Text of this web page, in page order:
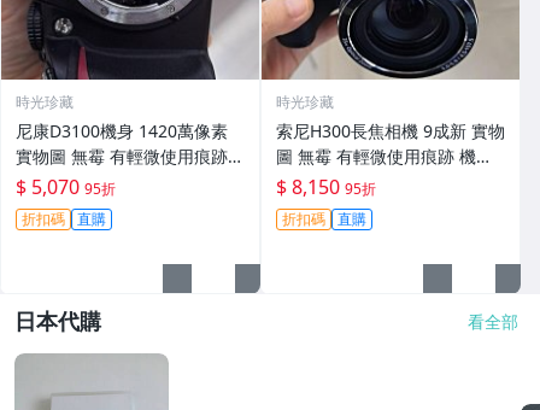
時光珍藏
尼康D3100機身 1420萬像素
實物圖 無霉 有輕微使用痕跡
機身原裝 無拆修無翻新 臨-34
3
$ 5,070 95折
折扣碼 直購
時光珍藏
索尼H300長焦相機 9成新 實物
圖 無霉 有輕微使用痕跡 機身
鏡頭原裝 無拆修無翻新-3430
$ 8,150 95折
折扣碼 直購
日本代購 看全部